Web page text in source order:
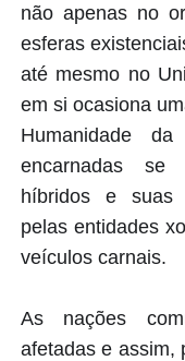
não apenas no
esferas
até mesmo no
em si ocasiona
Humanidade
encarnadas se
híbridos e suas
pelas entidades
veículos carnais.
As nações
afetadas e assim,